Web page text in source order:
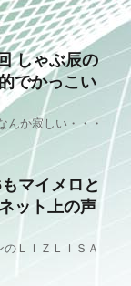
しゃぶ辰の
でかっこい
んか寂しい・・・
マイメロと
ット上の声
ＬＩＺＬＩＳＡ